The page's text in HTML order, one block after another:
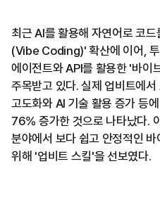
최근 AI를 활용해 자연어로 코
(Vibe Coding)' 확산에 이어, 투
에이전트와 API를 활용한 '바
주목받고 있다. 실제 업비트에
고도화와 AI 기술 활용 증가 등
76% 증가한 것으로 나타났다.
분야에서 보다 쉽고 안정적인 바
위해 '업비트 스킬'을 선보였다.